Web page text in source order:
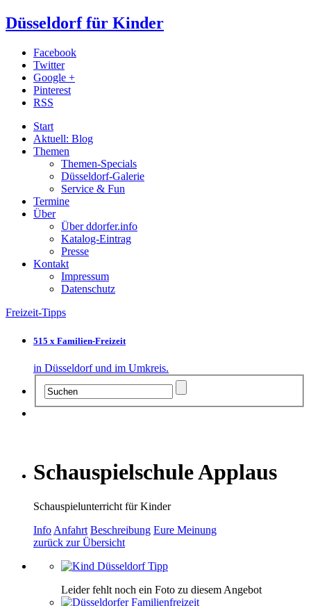
Düsseldorf für Kinder
Facebook
Twitter
Google +
Pinterest
RSS
Start
Aktuell: Blog
Themen
Themen-Specials
Düsseldorf-Galerie
Service & Fun
Termine
Über
Über ddorfer.info
Katalog-Eintrag
Presse
Kontakt
Impressum
Datenschutz
Freizeit-Tipps
515 x Familien-Freizeit
in Düsseldorf und im Umkreis.
Schauspielschule Applaus
Schauspielunterricht für Kinder
Info Anfahrt Beschreibung Eure Meinung
zurück zur Übersicht
Leider fehlt noch ein Foto zu diesem Angebot